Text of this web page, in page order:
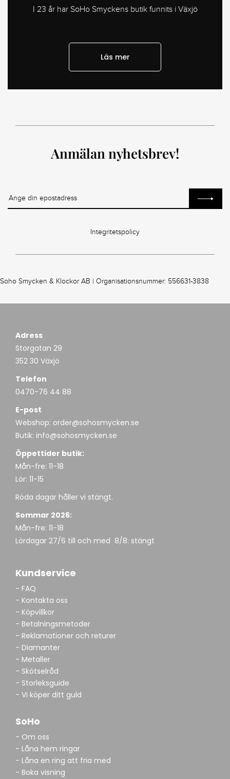
I 23 år har SoHo Smyckens butik funnits i Växjö
Läs mer
Anmälan nyhetsbrev!
Integritetspolicy
Soho Smycken & Klockor AB | Organisationsnummer: 556631-3838
Adress
Storgatan 29
352 30 Växjö
Telefon
0470-76 44 88
E-post
Webshop: order@sohosmycken.se
Butik: info@sohosmycken.se
Öppettider butik:
Mån-fre: 11-18
Lör: 11-15
Röda dagar håller vi stängt.
Sommar 2026:
Mån-fre: 11-18
Lördagar 27/6 till och med 8/8: stängt
Kundservice
- FAQ
- Kontakta oss
- Köpvillkor
- Betalningsmetoder
- Reklamationer och returer
- Diamanter
- Metaller
- Skötselråd
- Storleksguide
- Vi köper ditt guld
SoHo
- Om oss
- Låna hem ringar
- Låna en ring att fria med
- Boka visning